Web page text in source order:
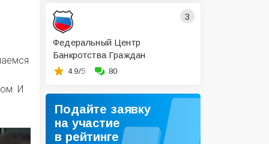
И
3
Федеральный Центр
Банкротства Граждан
4.9/5 80
Подайте заявку
на участие
в рейтинге